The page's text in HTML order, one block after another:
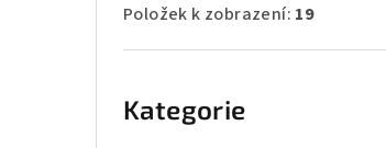
Položek k zobrazení: 19
Kategorie